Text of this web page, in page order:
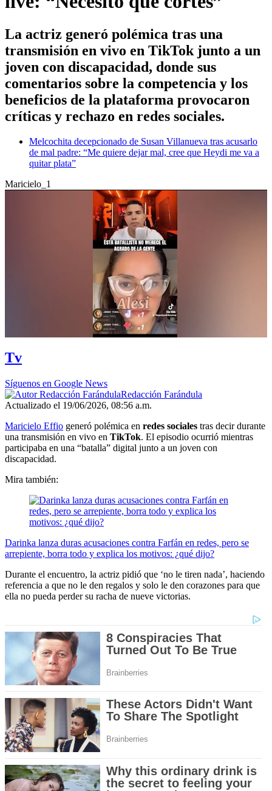
La actriz generó polémica tras una
transmisión en vivo en TikTok junto a un
joven con discapacidad, donde sus
comentarios sobre la competencia y los
beneficios de la plataforma provocaron
críticas y rechazo en redes sociales.
Melcochita decepcionado de Susan Villanueva tras acusarlo
de mal padre: “Me quiere dejar mal, cree que Heydi me va a
quitar plata”
Maricielo_1
Tv
Síguenos en Google News
Redacción Farándula
Actualizado el 19/06/2026, 08:56 a.m.
Maricielo Effio generó polémica en redes sociales tras decir durante
una transmisión en vivo en TikTok. El episodio ocurrió mientras
participaba en una “batalla” digital junto a un joven con
discapacidad.
Mira también:
Darinka lanza duras acusaciones contra Farfán en redes, pero se
arrepiente, borra todo y explica los motivos: ¿qué dijo?
Durante el encuentro, la actriz pidió que ‘no le tiren nada’, haciendo
referencia a que no le den regalos y solo le den corazones para que
ella no pueda perder su racha de nueve victorias.